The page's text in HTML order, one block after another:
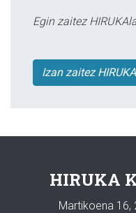
Egin zaitez
Izan zaitez
HIRUKA
Martikoena 16,